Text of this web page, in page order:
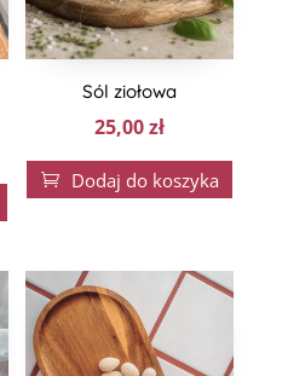
Sól ziołowa
25,00zł
 Dodaj do koszyka